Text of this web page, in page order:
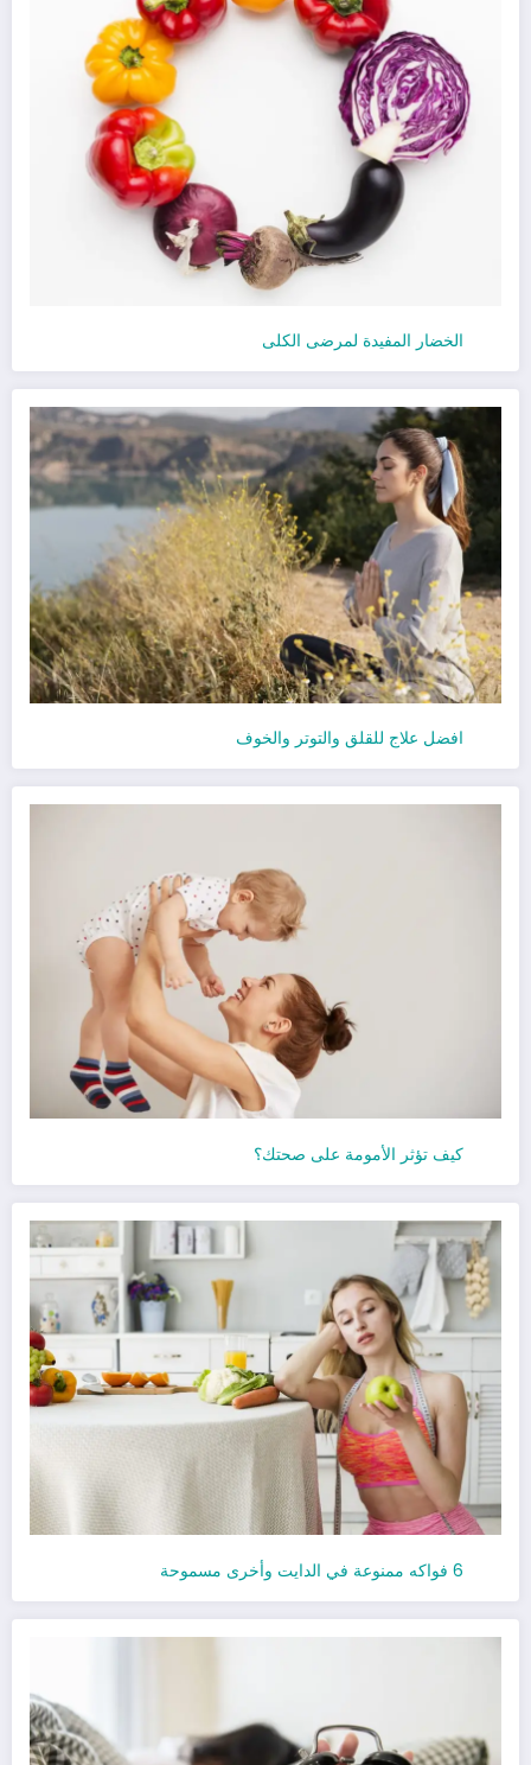
الخضار المفيدة لمرضى الكلى
افضل علاج للقلق والتوتر والخوف
كيف تؤثر الأمومة على صحتك؟
6 فواكه ممنوعة في الدايت وأخرى مسموحة